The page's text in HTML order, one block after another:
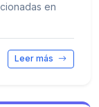
en
Leer más